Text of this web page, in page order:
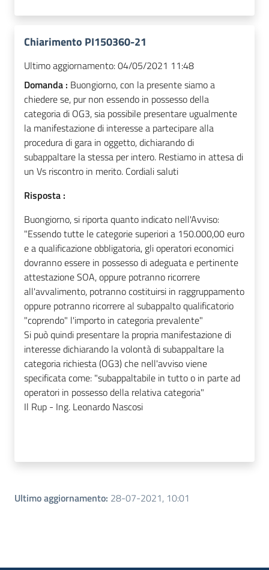
Chiarimento PI150360-21
Ultimo aggiornamento:04/05/2021 11:48
Domanda : Buongiorno, con la presente siamo a
chiedere se, pur non essendo in possesso della
categoria di OG3, sia possibile presentare ugualmente
la manifestazione di interesse a partecipare alla
procedura di gara in oggetto, dichiarando di
subappaltare la stessa per intero. Restiamo in attesa di
un Vs riscontro in merito. Cordiali saluti
Risposta :
Buongiorno, si riporta quanto indicato nell'Avviso:
"Essendo tutte le categorie superiori a 150.000,00 euro
e a qualificazione obbligatoria, gli operatori economici
dovranno essere in possesso di adeguata e pertinente
attestazione SOA, oppure potranno ricorrere
all'avvalimento, potranno costituirsi in raggruppamento
oppure potranno ricorrere al subappalto qualificatorio
"coprendo" l'importo in categoria prevalente"
Si può quindi presentare la propria manifestazione di
interesse dichiarando la volontà di subappaltare la
categoria richiesta (OG3) che nell'avviso viene
specificata come: "subappaltabile in tutto o in parte ad
operatori in possesso della relativa categoria"
Il Rup - Ing. Leonardo Nascosi
Ultimo aggiornamento: 28-07-2021, 10:01